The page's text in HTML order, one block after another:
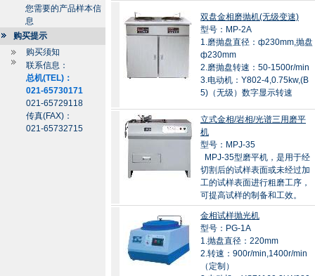
您需要的产品样本信
息
购买提示
购买须知
联系信息：
总机(TEL)：
021-65730171
021-65729118
传真(FAX)：
021-65732715
双盘金相磨抛机(无级变速)
型号：MP-2A
1.磨抛盘直径：ф230mm,抛盘
ф230mm
2.磨抛盘转速：50-1500r/min
3.电动机：Y802-4,0.75kw,(B
5)（无级）数字显示转速
立式金相/岩相/光谱三用磨平
机
型号：MPJ-35
MPJ-35型磨平机，是用于经
切割后的试样表面或未经过加
工的试样表面进行粗磨工序，
可提高试样的制备和工效。
金相试样抛光机
型号：PG-1A
1.抛盘直径：220mm
2.转速：900r/min,1400r/min
（定制）